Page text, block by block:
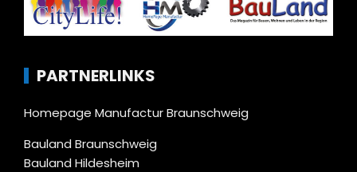
PARTNERLINKS
Homepage Manufactur Braunschweig
Bauland Braunschweig
Bauland Hildesheim